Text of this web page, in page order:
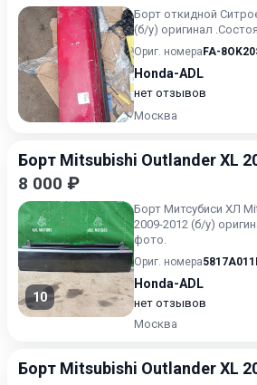
Борт откидной
(б/у) оригинал
Ориг. номера FA-
Honda-ADL
нет отзывов
Москва
Борт Mitsubishi Outlander XL
8 000 ₽
10
Борт Митсубиси ХЛ
2009-2012 (б/у)
фото.
Ориг. номера
Honda-ADL
нет отзывов
Москва
Борт Mitsubishi Outlander XL